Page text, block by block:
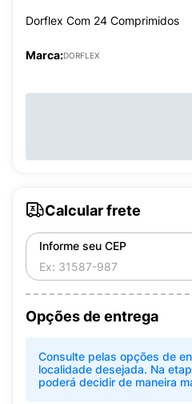
Dorflex Com 24 Comprimidos
Marca:DORFLEX
Calcular frete
Informe seu CEP
Opções de entrega
Consulte pelas opções de
localidade desejada. Na
poderá decidir de maneira